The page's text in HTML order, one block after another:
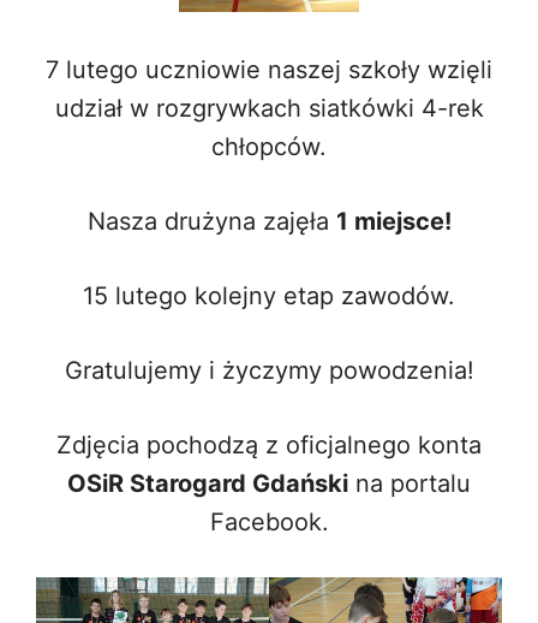
7 lutego uczniowie naszej szkoły wzięli
udział w rozgrywkach siatkówki 4-rek
chłopców.
Nasza drużyna zajęła 1 miejsce!
15 lutego kolejny etap zawodów.
Gratulujemy i życzymy powodzenia!
Zdjęcia pochodzą z oficjalnego konta
OSiR Starogard Gdański na portalu
Facebook.